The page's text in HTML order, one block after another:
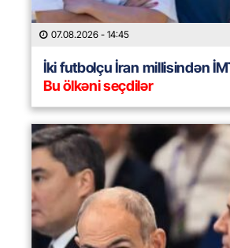
07.08.2026 - 14:45
İki futbolçu İran millisindən
Bu ölkəni seçdilər